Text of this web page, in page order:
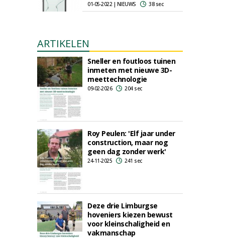
01-05-2022 | NIEUWS 38 sec
ARTIKELEN
Sneller en foutloos tuinen
inmeten met nieuwe 3D-
meettechnologie
09-02-2026 204 sec
Roy Peulen: 'Elf jaar under
construction, maar nog
geen dag zonder werk'
24-11-2025 241 sec
Deze drie Limburgse
hoveniers kiezen bewust
voor kleinschaligheid en
vakmanschap